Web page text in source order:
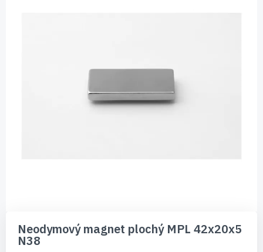
začátek
galerie
Neodymový magnet plochý MPL 42x20x5
N38